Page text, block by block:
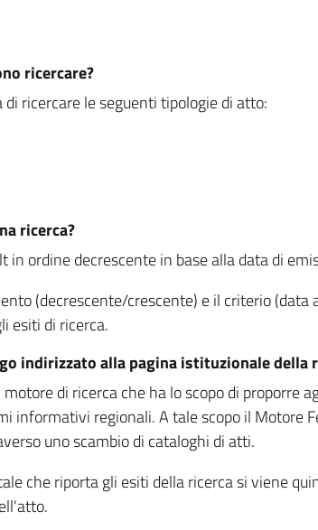
ricercare?
ricercare le seguenti tipologie di atto:
ricerca?
ordine decrescente in base alla data di
(decrescente/crescente) e il criterio
esiti di ricerca.
indirizzato alla pagina istituzionale della
di ricerca che ha lo scopo di proporre
informativi regionali. A tale scopo il Motore
uno scambio di cataloghi di atti.
che riporta gli esiti della ricerca si viene